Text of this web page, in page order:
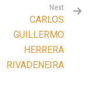
Next
CARLOS
GUILLERMO
HERRERA
RIVADENEIRA